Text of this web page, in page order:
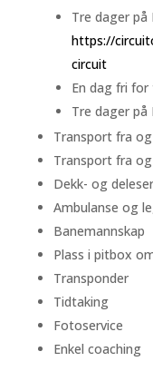
Tre dager på
https://
circuit
En dag fri
Tre dager
Transport fra
Transport fra
Dekk- og
Ambulanse og
Banemannskap
Plass i pitbox
Transponder
Tidtaking
Fotoservice
Enkel coaching